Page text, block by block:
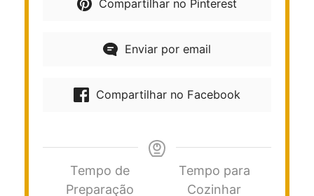
Compartilhar no Pinterest
Enviar por email
Compartilhar no Facebook
Tempo de
Preparação
Tempo para
Cozinhar